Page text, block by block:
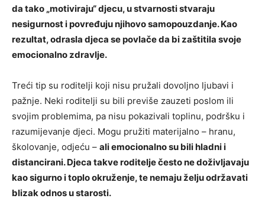
da tako „motiviraju“ djecu, u stvarnosti stvaraju
nesigurnost i povređuju njihovo samopouzdanje. Kao
rezultat, odrasla djeca se povlače da bi zaštitila svoje
emocionalno zdravlje.
Treći tip su roditelji koji nisu pružali dovoljno ljubavi i
pažnje. Neki roditelji su bili previše zauzeti poslom ili
svojim problemima, pa nisu pokazivali toplinu, podršku i
razumijevanje djeci. Mogu pružiti materijalno – hranu,
školovanje, odjeću – ali emocionalno su bili hladni i
distancirani. Djeca takve roditelje često ne doživljavaju
kao sigurno i toplo okruženje, te nemaju želju održavati
blizak odnos u starosti.